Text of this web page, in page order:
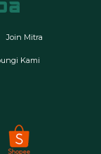
Join Mitra
Kami